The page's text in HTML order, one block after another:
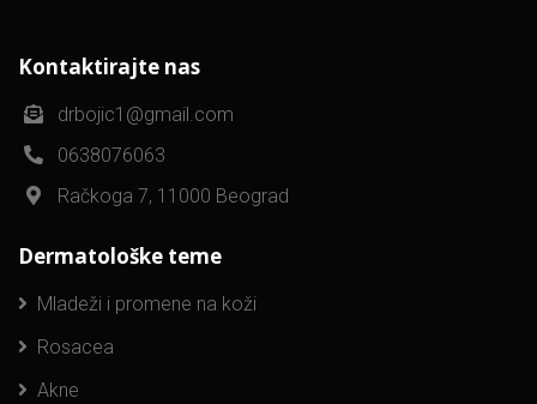
Kontaktirajte nas
drbojic1@gmail.com
0638076063
Račkoga 7, 11000 Beograd
Dermatološke teme
Mladeži i promene na koži
Rosacea
Akne